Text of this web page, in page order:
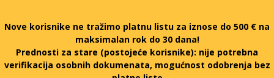
Nove korisnike ne tražimo platnu listu za iznose do 500 € na
maksimalan rok do 30 dana!
Prednosti za stare (postojeće korisnike): nije potrebna
verifikacija osobnih dokumenata, mogućnost odobrenja bez